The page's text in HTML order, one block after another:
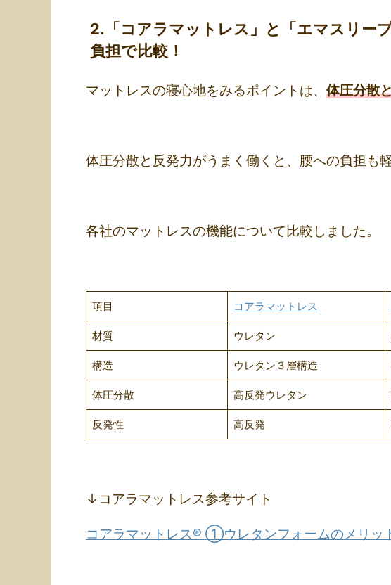
2.「コアラマットレス」と「エマスリー
負担で比較！
マットレスの寝心地をみるポイントは、 体圧分散
体圧分散と反発力がうまく働くと、腰への負担も
各社のマットレスの機能について比較しました。
項目 コアラマットレス
材質 ウレタン
構造 ウレタン３層構造
体圧分散 高反発ウレタン
反発性 高反発
↓コアラマットレス参考サイト
コアラマットレス® ①ウレタンフォームのメリッ